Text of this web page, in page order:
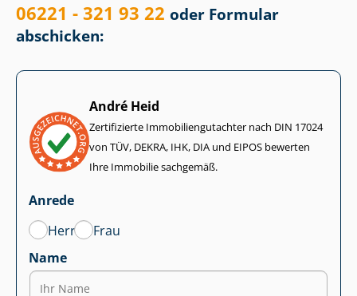
06221 - 321 93 22 oder Formular
abschicken:
André Heid
Zertifizierte Im­mo­bi­li­en­gut­ach­ter nach DIN 17024
von TÜV, DEKRA, IHK, DIA und EIPOS bewerten
Ihre Immobilie sachgemäß.
Anrede
Herr
Frau
Name